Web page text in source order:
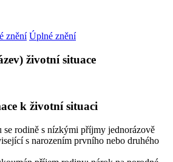
znění Úplné znění
životní situace
k životní situaci
se rodině s nízkými příjmy jednorázově
s narozením prvního nebo druhého